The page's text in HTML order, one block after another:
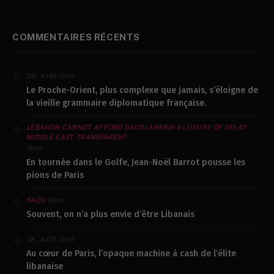
COMMENTAIRES RÉCENTS
DR. AHM dans
Le Proche-Orient, plus complexe que jamais, s’éloigne de
la vieille grammaire diplomatique française.
LEBANON CANNOT AFFORD SAUDI ARABIA’S LUXURY OF DELAY -
MIDDLE EAST TRANSPARENT
dans
En tournée dans le Golfe, Jean-Noël Barrot pousse les
pions de Paris
FACUdans
Souvent, on n’a plus envie d’être Libanais
SK_AZZIdans
Au cœur de Paris, l’opaque machine à cash de l’élite
libanaise